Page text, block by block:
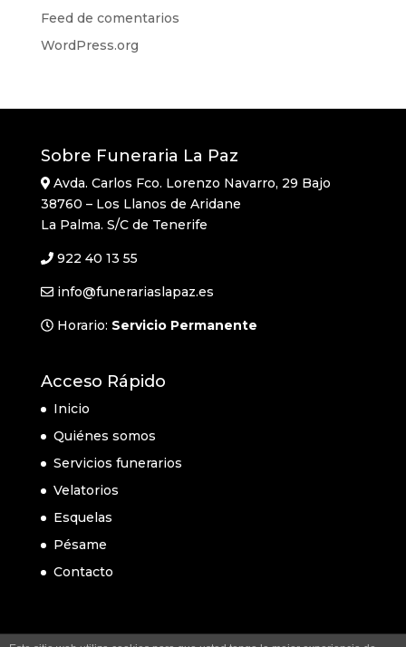
Feed de comentarios
WordPress.org
Sobre Funeraria La Paz
Avda. Carlos Fco. Lorenzo Navarro, 29 Bajo
38760 – Los Llanos de Aridane
La Palma. S/C de Tenerife
922 40 13 55
info@funerariaslapaz.es
Horario: Servicio Permanente
Acceso Rápido
Inicio
Quiénes somos
Servicios funerarios
Velatorios
Esquelas
Pésame
Contacto